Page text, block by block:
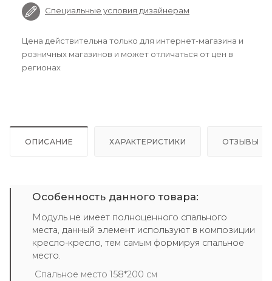
Специальные условия дизайнерам
Цена действительна только для интернет-магазина и
розничных магазинов и может отличаться от цен в
регионах
ОПИСАНИЕ ХАРАКТЕРИСТИКИ ОТЗЫВЫ
Особенность данного товара:
Модуль не имеет полноценного спального
места, данный элемент используют в композиции
кресло-кресло, тем самым формируя спальное
место.
Спальное место 158*200 см